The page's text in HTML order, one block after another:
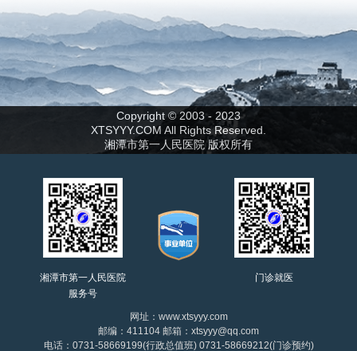
Copyright © 2003 - 2023
XTSYYY.COM All Rights Reserved.
湘潭市第一人民医院 版权所有
湘潭市第一人民医院
服务号
门诊就医
网址：www.xtsyyy.com
邮编：411104 邮箱：xtsyyy@qq.com
电话：0731-58669199(行政总值班) 0731-58669212(门诊预约)